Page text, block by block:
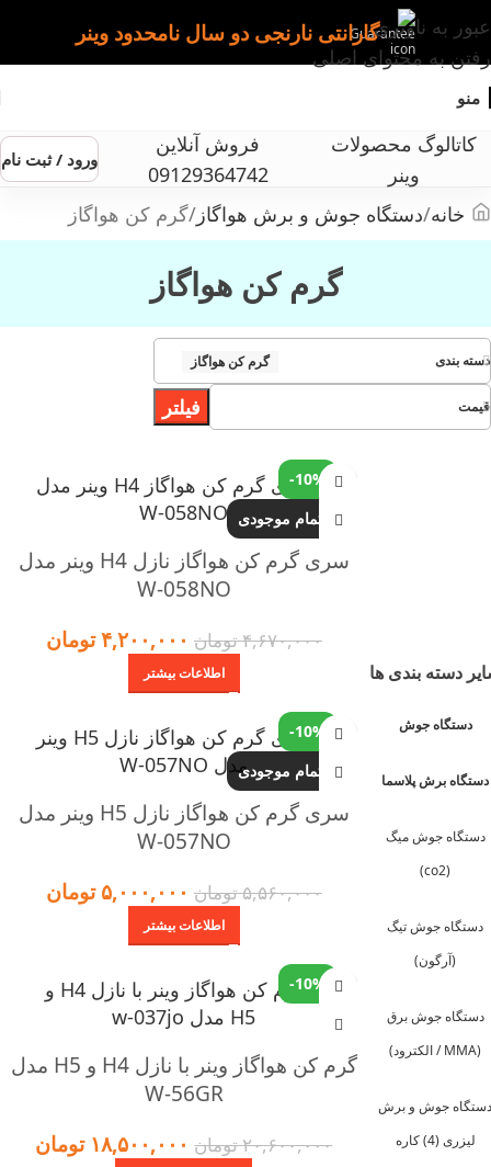
عبور به ناوبری
رفتن به محتوای اصلی
گارانتی نارنجی دو سال نامحدود وینر
منو
کاتالوگ محصولات
وینر
فروش آنلاین
09129364742
ورود / ثبت نام
خانه دستگاه جوش و برش هواگاز گرم کن هواگاز
گرم کن هواگاز
دسته بندی گرم کن هواگاز
قیمت فیلتر
دسته بندی ها
دستگاه جوش
دستگاه برش پلاسما
دستگاه جوش میگ
(co2)
دستگاه جوش تیگ
(آرگون)
دستگاه جوش برق
(MMA / الکترود)
جوش و برش
لیزری (4) کاره
-10%
اتمام موجودی
سری گرم کن هواگاز نازل H4 وینر مدل
W-058NO
۴,۶۷۰,۰۰۰تومان ۴,۲۰۰,۰۰۰تومان
اطلاعات بیشتر
-10%
اتمام موجودی
سری گرم کن هواگاز نازل H5 وینر مدل
W-057NO
۵,۵۶۰,۰۰۰تومان ۵,۰۰۰,۰۰۰ تومان
اطلاعات بیشتر
-10%
گرم کن هواگاز وینر با نازل H4 و H5 مدل
W-56GR
۲۰,۶۰۰,۰۰۰تومان ۱۸,۵۰۰,۰۰۰ تومان